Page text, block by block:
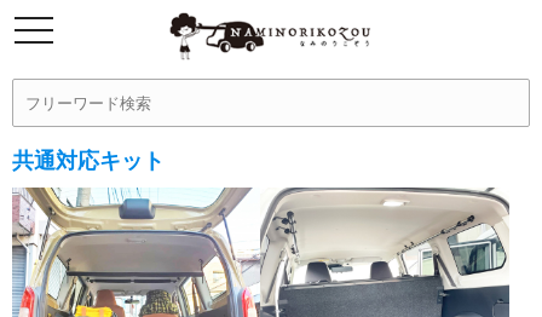
共通対応キット